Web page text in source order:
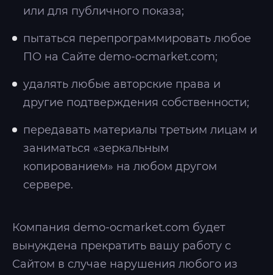
или для публичного показа;
пытаться перепрограммировать любое
ПО на Сайте demo-ocmarket.com;
удалять любые авторские права и
другие подтверждения собственности;
передавать материалы третьим лицам и
заниматься «зеркальным
копированием» на любом другом
сервере.
Компания demo-ocmarket.com будет
вынуждена прекратить вашу работу с
Сайтом в случае нарушения любого из